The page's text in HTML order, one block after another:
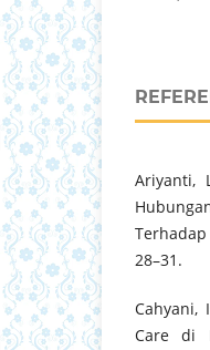
Ariyanti,
28–31.
Cahyani,
Care di